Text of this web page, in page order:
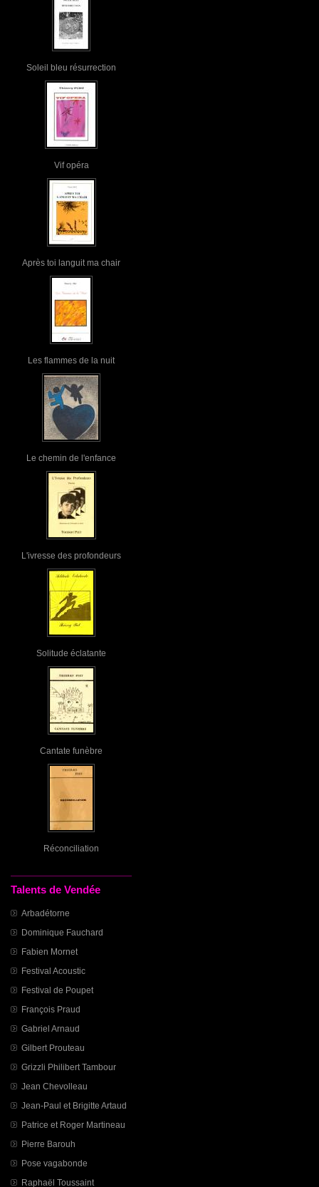
Soleil bleu résurrection
Vif opéra
Après toi languit ma chair
Les flammes de la nuit
Le chemin de l'enfance
L'ivresse des profondeurs
Solitude éclatante
Cantate funèbre
Réconciliation
Talents de Vendée
Arbadétorne
Dominique Fauchard
Fabien Mornet
Festival Acoustic
Festival de Poupet
François Praud
Gabriel Arnaud
Gilbert Prouteau
Grizzli Philibert Tambour
Jean Chevolleau
Jean-Paul et Brigitte Artaud
Patrice et Roger Martineau
Pierre Barouh
Pose vagabonde
Raphaël Toussaint